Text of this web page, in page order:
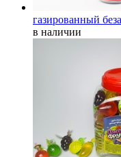
газированный
в наличии